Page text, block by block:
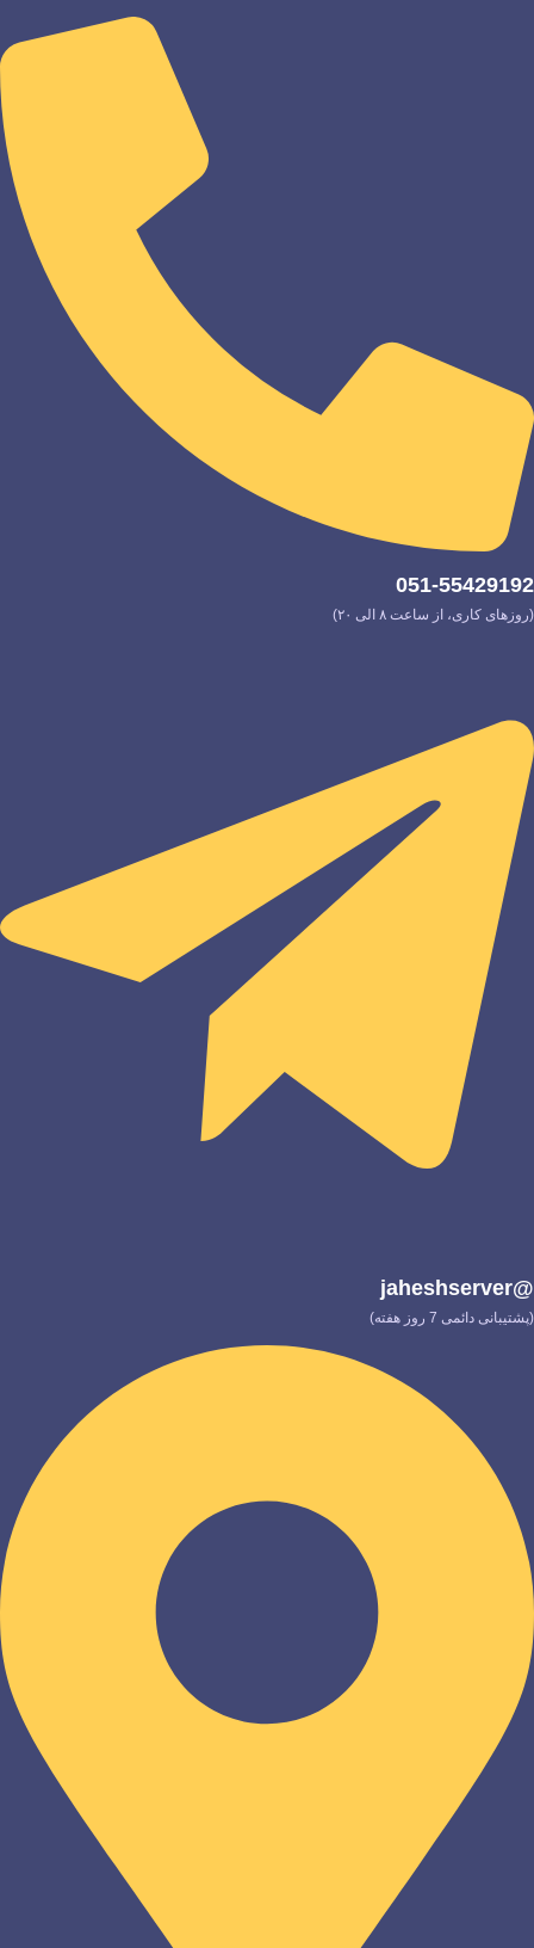
051-55429192
(روزهای کاری، از ساعت ۸ الی ۲۰)
@jaheshserver
(پشتیبانی دائمی 7 روز هفته)